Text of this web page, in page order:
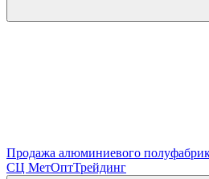
Продажа алюминиевого
СЦ МетОптТрейдинг